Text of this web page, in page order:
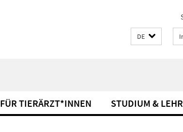
DE
FÜR TIERÄRZT*INNEN STUDIUM &